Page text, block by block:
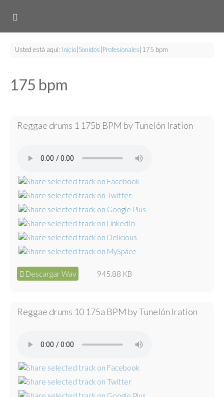
Usted está aquí: Inicio Sonidos Profesionales 175 bpm
175 bpm
Reggae drums 1 175b BPM by Tunelón Iration
Descargar Wav 945.88 KB
Reggae drums 10 175a BPM by Tunelón Iration